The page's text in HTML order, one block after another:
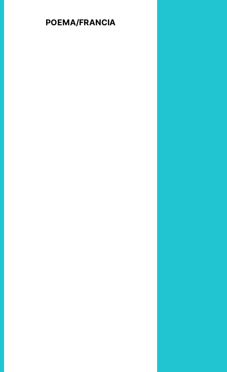
POEMA/FRANCIA